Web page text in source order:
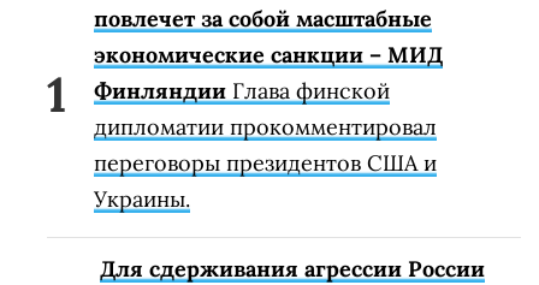
повлечет за собой масштабные
экономические санкции – МИД
Финляндии Глава финской
дипломатии прокомментировал
переговоры президентов США и
Украины.
Для сдерживания агрессии России